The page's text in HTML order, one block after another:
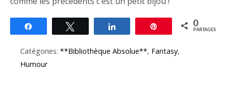
Épingle 0
PARTAGES
Catégories: **Bibliothèque Absolue**, Fantasy,
Humour